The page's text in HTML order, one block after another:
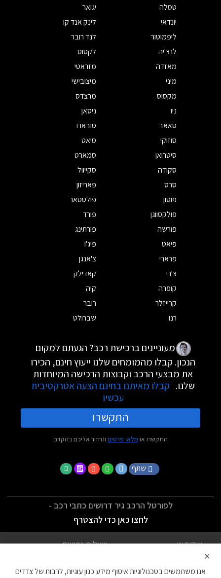
טסלה
יגואר
יונדאי
לינק אנד קו
ליפמוטור
לנד רובר
לנצ'יה
לקסוס
מאזדה
מזראטי
מיני
מיצובישי
מקסוס
מרצדס
ניו
ניסאן
סאאב
סובארו
סוזוקי
סיאט
סיטרואן
סמארט
סקודה
סקייוול
סרס
פאריזון
פוטון
פולסטאר
פולקסווגן
פורד
פורשה
פורתינג
פיאט
פיג'ו
פרארי
צ'אנגן
צ'רי
קאדילק
קופרה
קיה
קרייזלר
רובר
רנו
שברולט
מעוניינים ברכישת רכב? הגעתם למקום
הנכון. קבלו מהמומחים שלנו ייעוץ חינם, הכירו
את מבצעי הרכב וקבוצות הרכישה המיוחדות
שלנו. קבלו מאיתנו בחינם הצעה אטרקטיבית
עכשיו
התקשרו
התקשרו או מלאו פרטים ונחזור אליכם בהקדם
שתף
לפורטל הרכב גיר דרושים כתבי רכב -
לחצו כאן כדי להצטרף
אודותינו
שאלות נפוצות
×
אנו משתמשים בטכנולוגיות איסוף מידע כגון עוגיות, לרבות של צדדים